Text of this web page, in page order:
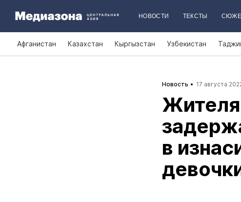
НОВОСТИ ТЕКСТЫ
Афганистан Казахстан Кыргызстан Узбекистан
Новость 17 августа
Жителя
в